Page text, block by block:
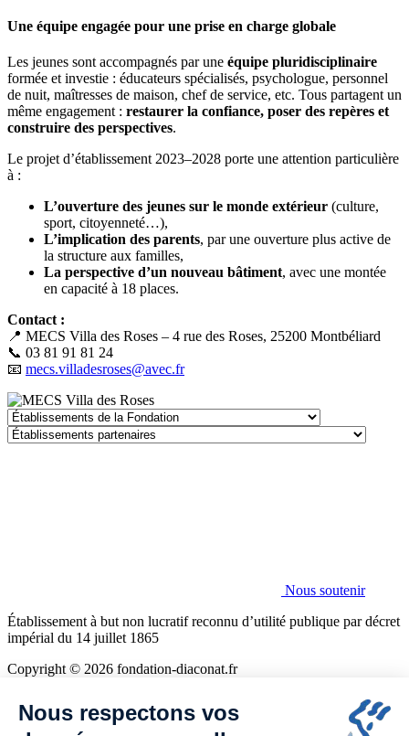
Une équipe engagée pour une prise en charge globale
Les jeunes sont accompagnés par une équipe pluridisciplinaire
formée et investie : éducateurs spécialisés, psychologue, personnel
de nuit, maîtresses de maison, chef de service, etc. Tous partagent un
même engagement : restaurer la confiance, poser des repères et
construire des perspectives.
Le projet d’établissement 2023–2028 porte une attention particulière
à :
L’ouverture des jeunes sur le monde extérieur (culture,
sport, citoyenneté…),
L’implication des parents, par une ouverture plus active de
la structure aux familles,
La perspective d’un nouveau bâtiment, avec une montée
en capacité à 18 places.
Contact :
📍 MECS Villa des Roses – 4 rue des Roses, 25200 Montbéliard
📞 03 81 91 81 24
📧 mecs.villadesroses@avec.fr
Établissements
de
la
Établissements
Nous soutenir
Établissement à but non lucratif reconnu d’utilité publique par décret
impérial du 14 juillet 1865
Copyright © 2026 fondation-diaconat.fr
Politique de confidentialité
Cookies
Nous respectons vos